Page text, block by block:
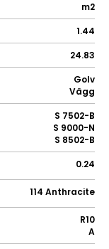
m2
1.44
24.83
Golv
Vägg
S 7502-B
S 9000-N
S 8502-B
0.24
114 Anthracite
R10
A